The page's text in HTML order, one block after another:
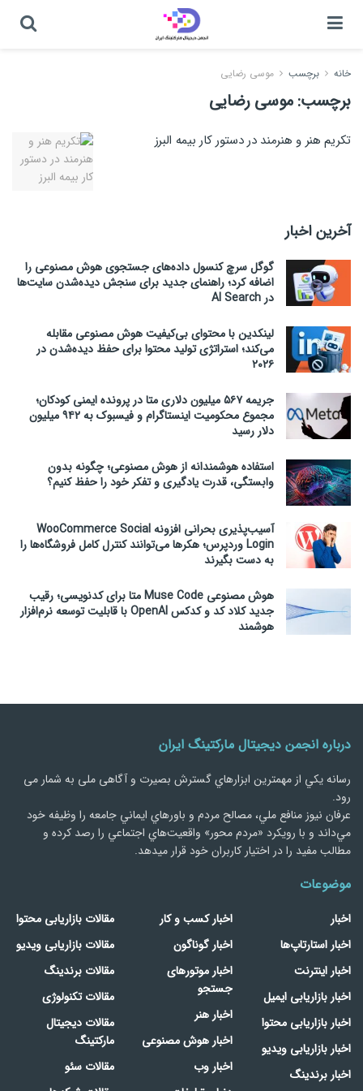
خانه برچسب موسی رضایی
برچسب:موسی رضایی
تکریم هنر و هنرمند در دستور کار بیمه البرز
آخرین اخبار
گوگل سرچ کنسول داده‌های جستجوی هوش مصنوعی را
اضافه کرد؛ راهنمای جدید برای سنجش دیده‌شدن سایت‌ها
در AI Search
لینکدین با محتوای بی‌کیفیت هوش مصنوعی مقابله
می‌کند؛ استراتژی تولید محتوا برای حفظ دیده‌شدن در
۲۰۲۶
جریمه ۵۶۷ میلیون دلاری متا در پرونده ایمنی کودکان؛
مجموع محکومیت اینستاگرام و فیسبوک به ۹۴۲ میلیون
دلار رسید
استفاده هوشمندانه از هوش مصنوعی؛ چگونه بدون
وابستگی، قدرت یادگیری و تفکر خود را حفظ کنیم؟
آسیب‌پذیری بحرانی افزونه WooCommerce Social
Login وردپرس؛ هکرها می‌توانند کنترل کامل فروشگاه‌ها را
به دست بگیرند
هوش مصنوعی Muse Code متا برای کدنویسی؛ رقیب
جدید کلاد کد و کدکس OpenAI با قابلیت توسعه نرم‌افزار
هوشمند
درباره انجمن دیجیتال مارکتینگ ایران
رسانه يكي از مهمترین ابزارهاي گسترش بصیرت و آگاهی ملی به شمار می
رود.
عرفان نیوز منافع ملي، مصالح مردم و باورهاي ايماني جامعه را وظيفه خود
مي‌داند و با رويكرد «مردم‌ محور» واقعيت‌هاي اجتماعي را رصد کرده و
مطالب مفید را در اختیار کاربران خود قرار میدهد.
موضوعات
اخبار
اخبار استارتاپ‌ها
اخبار اینترنت
اخبار بازاریابی ایمیل
اخبار بازاریابی محتوا
اخبار بازاریابی ویدیو
اخبار برندینگ
اخبار کسب و کار
اخبار گوناگون
اخبار موتورهای
جستجو
اخبار هنر
اخبار هوش مصنوعی
اخبار وب
مقالات بازاریابی محتوا
مقالات بازاریابی ویدیو
مقالات برندینگ
مقالات تکنولوژی
مقالات دیجیتال
مارکتینگ
مقالات سئو